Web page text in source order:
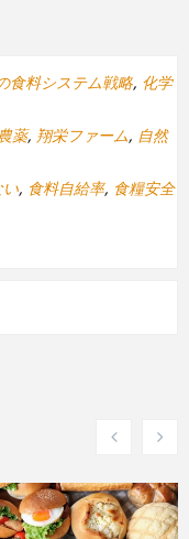
食料システム戦略, 化学
薬, 翔栄ファーム, 自然
, 食料自給率, 食糧安全